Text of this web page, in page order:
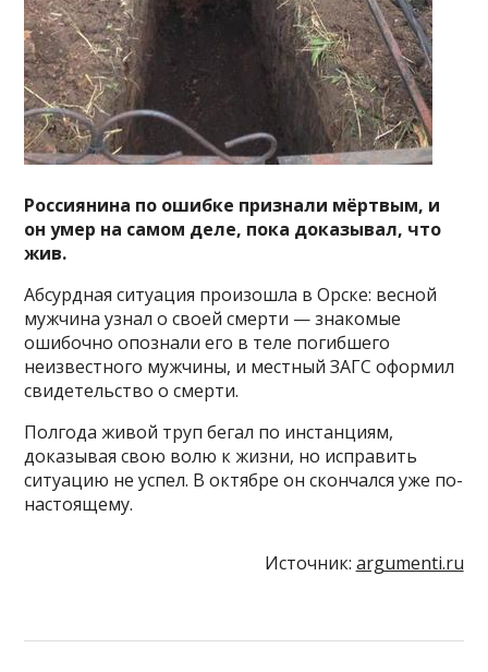
Россиянина по ошибке признали мёртвым, и
он умер на самом деле, пока доказывал, что
жив.
Абсурдная ситуация произошла в Орске: весной
мужчина узнал о своей смерти — знакомые
ошибочно опознали его в теле погибшего
неизвестного мужчины, и местный ЗАГС оформил
свидетельство о смерти.
Полгода живой труп бегал по инстанциям,
доказывая свою волю к жизни, но исправить
ситуацию не успел. В октябре он скончался уже по-
настоящему.
Источник: argumenti.ru